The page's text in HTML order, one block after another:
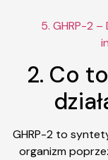
5. GHRP-2
2. Co
GHRP-2 to
organizm